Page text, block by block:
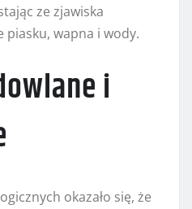
ze zjawiska
piasku, wapna i wody.
i
okazało się, że